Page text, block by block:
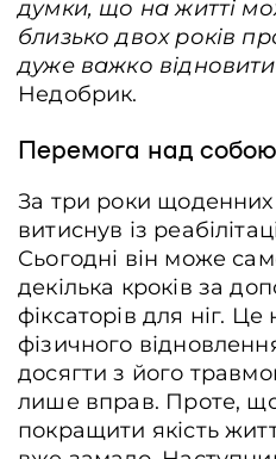
Ветеран Іван Недобрик на
Житомир, Україна. Артем Деркачов /
думки, що на житті
близько двох років
дуже важко
Недобрик.
Перемога над собою
За три роки щоденних
витиснув із
Сьогодні він може
декілька кроків за
фіксаторів для ніг.
фізичного
досягти з його
лише вправ. Проте,
покращити якість